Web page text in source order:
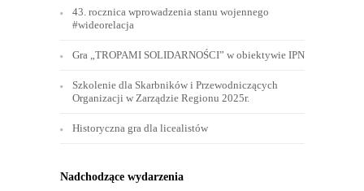
43. rocznica wprowadzenia stanu wojennego
#wideorelacja
Gra „TROPAMI SOLIDARNOŚCI” w obiektywie IPN
Szkolenie dla Skarbników i Przewodniczących
Organizacji w Zarządzie Regionu 2025r.
Historyczna gra dla licealistów
Nadchodzące wydarzenia